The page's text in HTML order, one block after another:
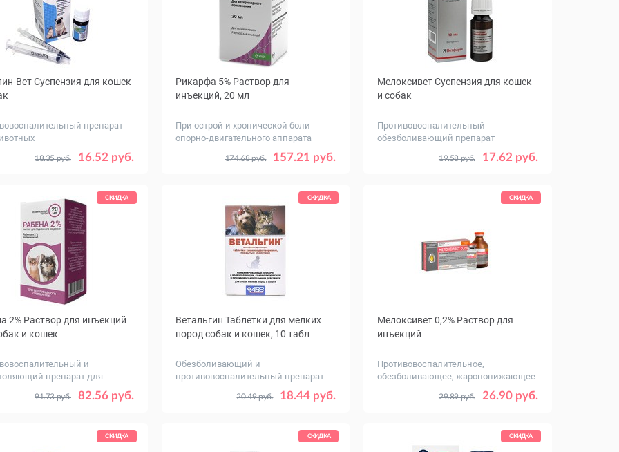
Вет Суспензия для кошек
препарат
16.52 руб.
18.35 руб. 10 20
Рикарфа 5% Раствор для
инъекций, 20 мл
При острой и хронической боли
опорно-двигательного аппарата
157.21 руб.
174.68 руб.
Мелоксивет Суспензия для кошек
и собак
Противовоспалительный
обезболивающий препарат
17.62 руб.
19.58 руб. 10 50
СКИДКА
2% Раствор для инъекций
и кошек
и
препарат для
82.56 руб.
91.73 руб. 20
СКИДКА
Ветальгин Таблетки для мелких
пород собак и кошек, 10 табл
Обезболивающий и
противовоспалительный препарат
18.44 руб.
20.49 руб.
СКИДКА
Мелоксивет 0,2% Раствор для
инъекций
Противовоспалительное,
обезболивающее, жаропонижающее
26.90 руб.
29.89 руб.10 - 5 флаконов
СКИДКА СКИДКА СКИДКА